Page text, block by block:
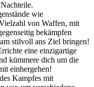
wie
von Waffen, mit
bekämpfen
stilvoll ans Ziel bringen!
eine einzigartige
kümmere dich um die
einhergehen!
Kampfes mit